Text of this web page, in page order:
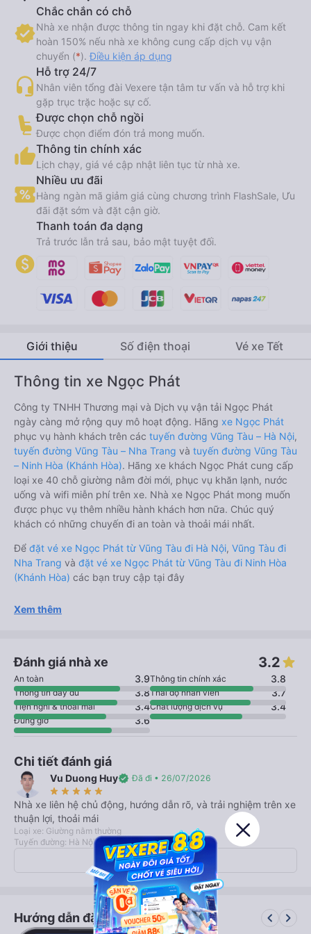
Chắc chắn có chỗ
Nhà xe nhận được thông tin ngay khi đặt chỗ. Cam kết
hoàn 150% nếu nhà xe không cung cấp dịch vụ vận
chuyển (*).Điều kiện áp dụng
Hỗ trợ 24/7
Nhân viên tổng đài Vexere tận tâm tư vấn và hỗ trợ khi
gặp trục trặc hoặc sự cố.
Được chọn chỗ ngồi
Được chọn điểm đón trả mong muốn.
Thông tin chính xác
Lịch chạy, giá vé cập nhật liên tục từ nhà xe.
Nhiều ưu đãi
Hàng ngàn mã giảm giá cùng chương trình FlashSale, Ưu
đãi đặt sớm và đặt cận giờ.
Thanh toán đa dạng
Trả trước lẫn trả sau, bảo mật tuyệt đối.
Giới thiệu Số điện thoại Vé xe Tết
Thông tin xe Ngọc Phát
Công ty TNHH Thương mại và Dịch vụ vận tải Ngọc Phát
ngày càng mở rộng quy mô hoạt động. Hãng xe Ngọc Phát
phục vụ hành khách trên các tuyến đường Vũng Tàu – Hà Nội,
tuyến đường Vũng Tàu – Nha Trang và tuyến đường Vũng Tàu
– Ninh Hòa (Khánh Hòa). Hãng xe khách Ngọc Phát cung cấp
loại xe 40 chỗ giường nằm đời mới, phục vụ khăn lạnh, nước
uống và wifi miễn phí trên xe. Nhà xe Ngọc Phát mong muốn
được phục vụ thêm nhiều hành khách hơn nữa. Chúc quý
khách có những chuyến đi an toàn và thoải mái nhất.
Để đặt vé xe Ngọc Phát từ Vũng Tàu đi Hà Nội, Vũng Tàu đi
Nha Trang và đặt vé xe Ngọc Phát từ Vũng Tàu đi Ninh Hòa
(Khánh Hòa) các bạn truy cập tại đây
Xem thêm
Đánh giá nhà xe 3.2
An toàn 3.9Thông tin chính xác 3.8
Thông tin đầy đủ 3.8Thái độ nhân viên 3.7
Tiện nghi & thoải mái 3.4Chất lượng dịch vụ 3.4
Đúng giờ 3.6
Chi tiết đánh giá
Vu Duong Huyverified Đã đi • 26/07/2026
star_rate star_rate star_rate star_rate star_rate
Nhà xe liên hệ chủ động, hướng dẫn rõ, và trải nghiệm trên xe
thuận lợi, thoải mái
Loại xe: Giường nằm thường
Tuyến đường: Hà Nội - Vũng Tàu
Xem tất cả 60 đánh giá
Hướng dẫn đặt vé keyboard_arrow_left keyboard_arrow_right